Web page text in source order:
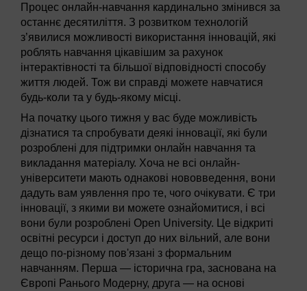
Процес онлайн-навчання кардинально змінився за
останнє десятиліття. З розвитком технологій
з’явилися можливості використання інновацій, які
роблять навчання цікавішим за рахунок
інтерактівності та більшої відповідності способу
життя людей. Тож ви справді можете навчатися
будь-коли та у будь-якому місці.
На початку цього тижня у вас буде можливість
дізнатися та спробувати деякі інновації, які були
розроблені для підтримки онлайн навчання та
викладання матеріалу. Хоча не всі онлайн-
університети мають однакові нововведення, вони
дадуть вам уявлення про те, чого очікувати. Є три
інновації, з якими ви можете ознайомитися, і всі
вони були розроблені Open University. Це відкриті
освітні ресурси і доступ до них вільний, але вони
дещо по-різному пов'язані з формальним
навчанням. Перша — історична гра, заснована на
Європі Ранього Модерну, друга — на основі